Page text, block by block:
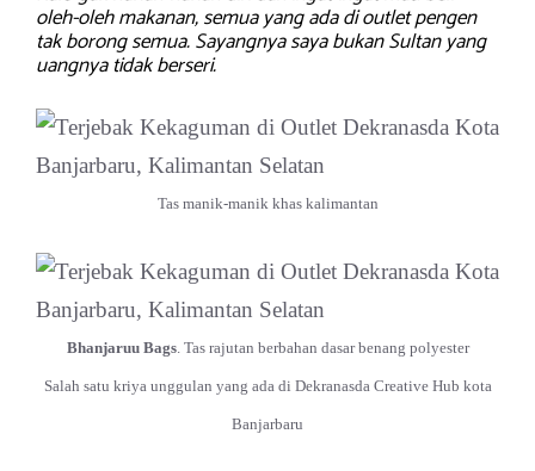
oleh-oleh makanan, semua yang ada di outlet pengen
tak borong semua.Sayangnya saya bukan Sultan yang
uangnya tidak berseri.
Tas manik-manik khas kalimantan
Bhanjaruu Bags. Tas rajutan berbahan dasar benang polyester
Salah satu kriya unggulan yang ada di Dekranasda Creative Hub kota
Banjarbaru